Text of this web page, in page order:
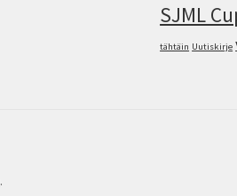
SJML
tähtäin Uutiskirje
.